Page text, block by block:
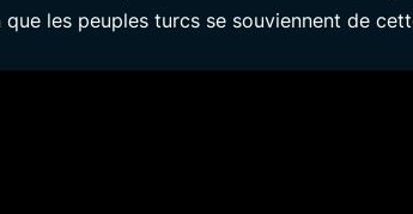
les peuples turcs se souviennent de